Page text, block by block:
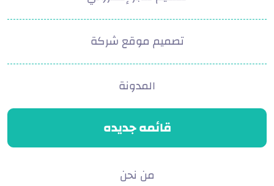
تصميم موقع شركة
المدونة
قائمه جديده
من نحن